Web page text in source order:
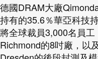
德國DRAM大廠
持有的35.6％華亞科技
將全球裁員3,000名員
Richmond的8吋廠，以